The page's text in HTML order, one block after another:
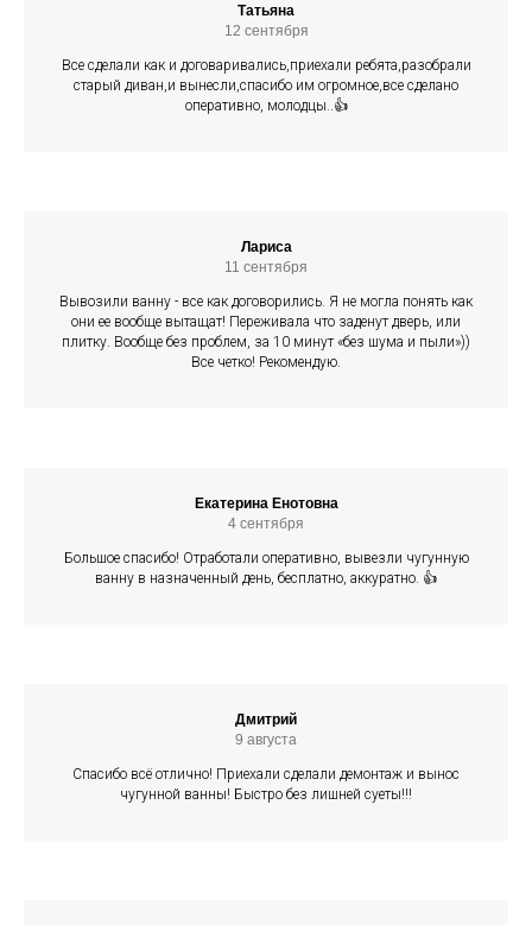
Татьяна
12 сентября
Все сделали как и договаривались,приехали ребята,разобрали
старый диван,и вынесли,спасибо им огромное,все сделано
оперативно, молодцы..👍
Лариса
11 сентября
Вывозили ванну - все как договорились. Я не могла понять как
они ее вообще вытащат! Переживала что заденут дверь, или
плитку. Вообще без проблем, за 10 минут «без шума и пыли»))
Все четко! Рекомендую.
Екатерина Енотовна
4 сентября
Большое спасибо! Отработали оперативно, вывезли чугунную
ванну в назначенный день, бесплатно, аккуратно. 👍
Дмитрий
9 августа
Спасибо всё отлично! Приехали сделали демонтаж и вынос
чугунной ванны! Быстро без лишней суеты!!!